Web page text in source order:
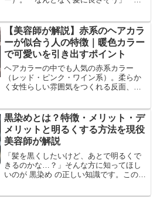
す。でも実はPPTは、ダメージ毛の質感
改善の“根本”に関わる超...
【美容師が解説】赤系のヘアカラ
ーが似合う人の特徴｜暖色カラー
で可愛いを引き出すポイント
ヘアカラーの中でも人気の赤系カラー
（レッド・ピンク・ワイン系）。柔らか
く女性らしい雰囲気をつくれる反面、
ます。この記事では美容師が、赤系のヘ
アカラーが似合う人の特徴・似...
黒染めとは？特徴・メリット・デ
メリットと明るくする方法を現役
美容師が解説
「髪を黒くしたいけど、あとで明るくで
きるのかな…？」そんな方に知ってほし
いのが 黒染め の正しい知識です。この記